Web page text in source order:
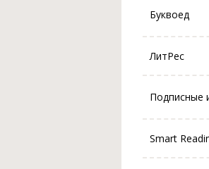
Буквоед
ЛитРес
Подписные
Smart